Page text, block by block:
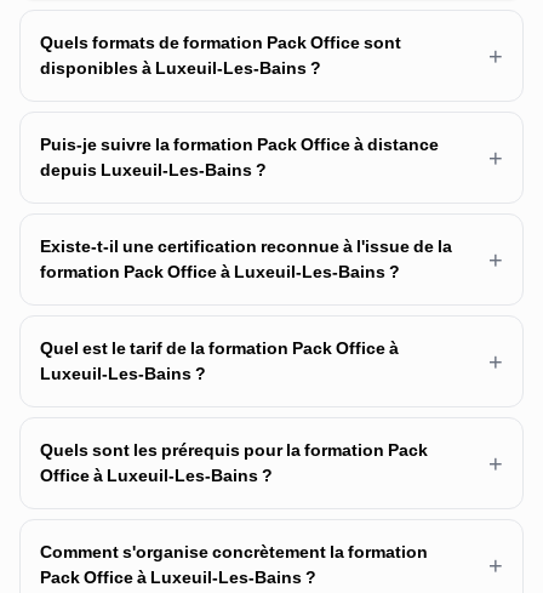
Quels formats de formation Pack Office sont
disponibles à Luxeuil-Les-Bains ?
+
Puis-je suivre la formation Pack Office à distance
depuis Luxeuil-Les-Bains ?
+
Existe-t-il une certification reconnue à l'issue de la
formation Pack Office à Luxeuil-Les-Bains ?
+
Quel est le tarif de la formation Pack Office à
Luxeuil-Les-Bains ?
+
Quels sont les prérequis pour la formation Pack
Office à Luxeuil-Les-Bains ?
+
Comment s'organise concrètement la formation
Pack Office à Luxeuil-Les-Bains ?
+